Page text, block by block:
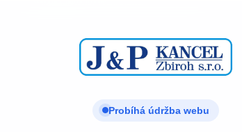
Probíhá údržba webu